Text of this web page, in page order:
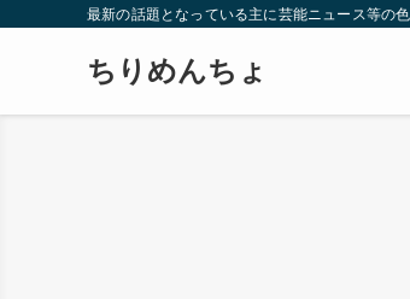
最新の話題となっている主に芸能ニュース等の
ちりめんちょ